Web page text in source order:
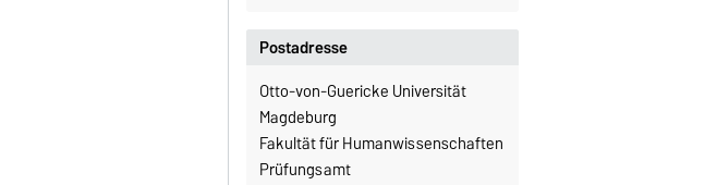
Postadresse
Otto-von-Guericke Universität
Magdeburg
Fakultät für Humanwissenschaften
Prüfungsamt